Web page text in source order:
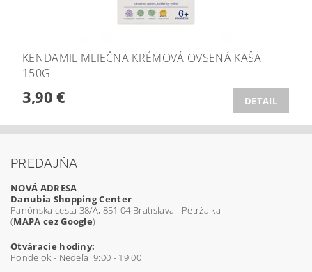
KENDAMIL MLIEČNA KRÉMOVÁ OVSENÁ KAŠA
150G
3,90 € DETAIL
PREDAJŇA
NOVÁ ADRESA
Danubia Shopping Center
Panónska cesta 38/A, 851 04 Bratislava - Petržalka
(MAPA cez Google)
Otváracie hodiny:
Pondelok - Nedeľa 9:00 - 19:00